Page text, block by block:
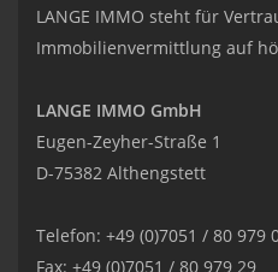
LANGE IMMO steht für
Immobilienvermittlung auf
LANGE IMMO GmbH
Eugen-Zeyher-Straße 1
D-75382 Althengstett
Telefon: +49 (0)7051 / 80 979
Fax: +49 (0)7051 / 80 979 29